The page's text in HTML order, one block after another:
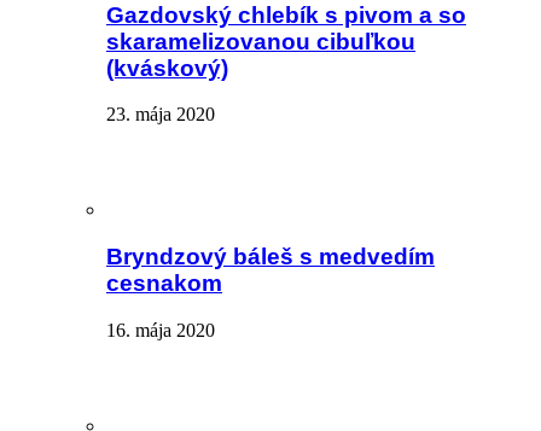
Gazdovský chlebík s pivom a so
skaramelizovanou cibuľkou
(kváskový)
23. mája 2020
Bryndzový báleš s medvedím
cesnakom
16. mája 2020